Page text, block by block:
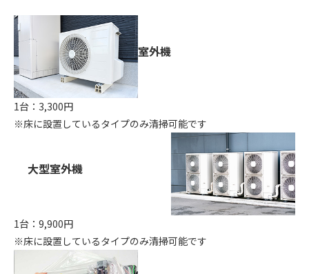
室外機
1台：3,300円
※床に設置しているタイプのみ清掃可能です
大型室外機
1台：9,900円
※床に設置しているタイプのみ清掃可能です